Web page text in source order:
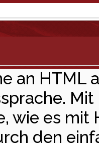
an HTML
wie es mit
den